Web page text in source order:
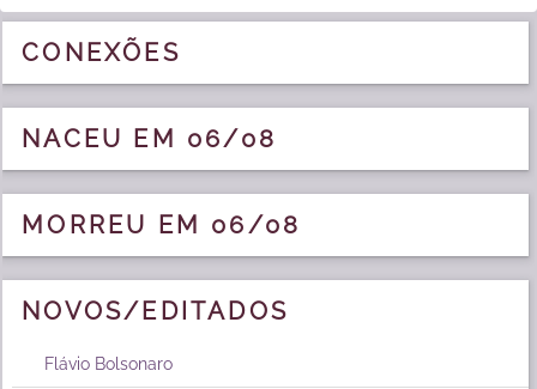
CONEXÕES
NACEU EM 06/08
MORREU EM 06/08
NOVOS/EDITADOS
Flávio Bolsonaro